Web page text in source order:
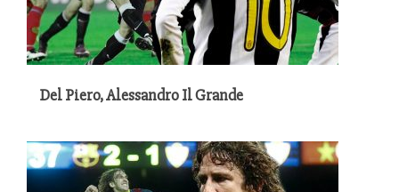
Del Piero, Alessandro Il Grande